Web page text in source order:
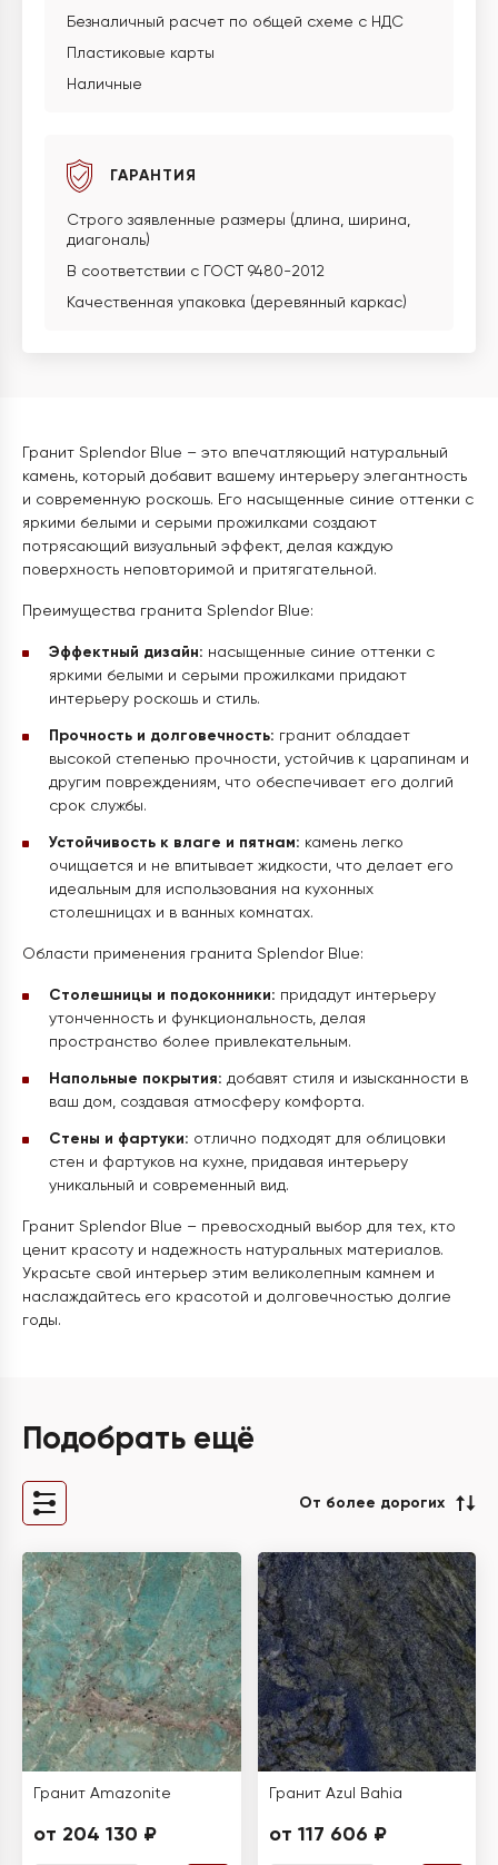
Безналичный расчет по общей схеме с НДС
Пластиковые карты
Наличные
ГАРАНТИЯ
Строго заявленные размеры (длина, ширина,
диагональ)
В соответствии с ГОСТ 9480-2012
Качественная упаковка (деревянный каркас)
Гранит Splendor Blue – это впечатляющий натуральный
камень, который добавит вашему интерьеру элегантность
и современную роскошь. Его насыщенные синие оттенки с
яркими белыми и серыми прожилками создают
потрясающий визуальный эффект, делая каждую
поверхность неповторимой и притягательной.
Преимущества гранита Splendor Blue:
Эффектный дизайн: насыщенные синие оттенки с
яркими белыми и серыми прожилками придают
интерьеру роскошь и стиль.
Прочность и долговечность: гранит обладает
высокой степенью прочности, устойчив к царапинам и
другим повреждениям, что обеспечивает его долгий
срок службы.
Устойчивость к влаге и пятнам: камень легко
очищается и не впитывает жидкости, что делает его
идеальным для использования на кухонных
столешницах и в ванных комнатах.
Области применения гранита Splendor Blue:
Столешницы и подоконники: придадут интерьеру
утонченность и функциональность, делая
пространство более привлекательным.
Напольные покрытия: добавят стиля и изысканности в
ваш дом, создавая атмосферу комфорта.
Стены и фартуки: отлично подходят для облицовки
стен и фартуков на кухне, придавая интерьеру
уникальный и современный вид.
Гранит Splendor Blue – превосходный выбор для тех, кто
ценит красоту и надежность натуральных материалов.
Украсьте свой интерьер этим великолепным камнем и
наслаждайтесь его красотой и долговечностью долгие
годы.
Подобрать ещё
От более дорогих
Гранит Amazonite
от 204 130 ₽
Гранит Azul Bahia
от 117 606 ₽